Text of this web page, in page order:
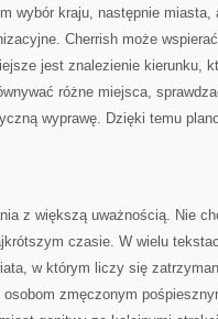
wybór kraju, następnie
Cherrish może
jest znalezienie kierunku,
różne miejsca,
wyprawę. Dzięki temu
z większą uważnością. Nie
czasie. W wielu
w którym liczy się
zmęczonym